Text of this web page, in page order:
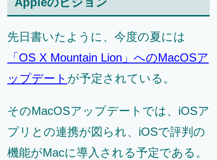
先日書いたように、今度の夏には
「OS X Mountain Lion」へのMacOSア
ップデート が予定されている。
そのMacOSアップデートでは、iOSア
プリとの連携が図られ、iOSで評判の
機能がMacに導入される予定である。